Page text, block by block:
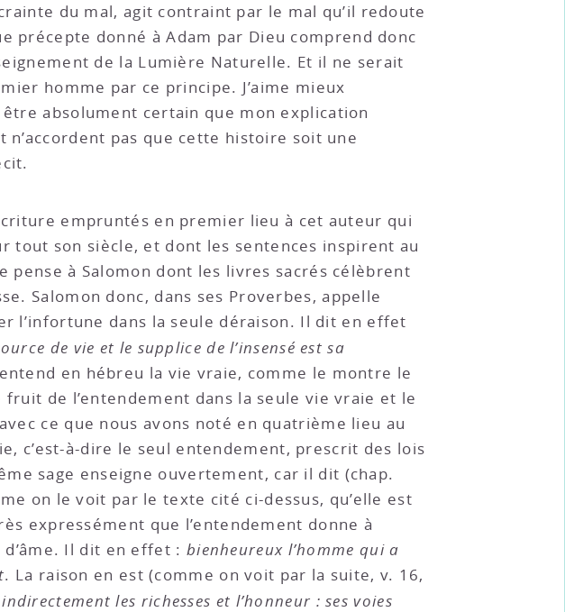
du mal, agit contraint par le mal qu’il redoute
précepte donné à Adam par Dieu comprend donc
de la Lumière Naturelle. Et il ne serait
homme par ce principe. J’aime mieux
absolument certain que mon explication
n’accordent pas que cette histoire soit une
empruntés en premier lieu à cet auteur qui
tout son siècle, et dont les sentences inspirent au
à Salomon dont les livres sacrés célèbrent
Salomon donc, dans ses Proverbes, appelle
l’infortune dans la seule déraison. Il dit en effet
de vie et le supplice de l’insensé est sa
en hébreu la vie vraie, comme le montre le
de l’entendement dans la seule vie vraie et le
ce que nous avons noté en quatrième lieu au
c’est-à-dire le seul entendement, prescrit des lois
sage enseigne ouvertement, car il dit (chap.
on le voit par le texte cité ci-dessus, qu’elle est
expressément que l’entendement donne à
Il dit en effet : bienheureux l’homme qui a
. La raison en est (comme on voit par la suite, v. 16,
indirectement les richesses et l’honneur : ses voies